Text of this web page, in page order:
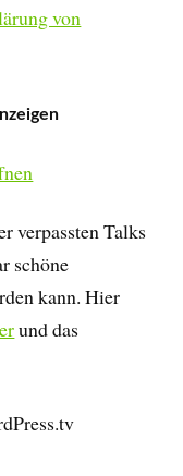
von
verpassten Talks
schöne
kann. Hier
und das